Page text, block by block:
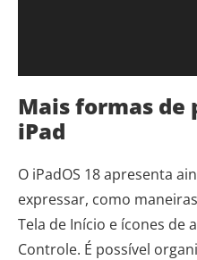
Mais formas de
iPad
O iPadOS 18 apresenta
expressar, como
Tela de Início e ícones de
Controle. É possível